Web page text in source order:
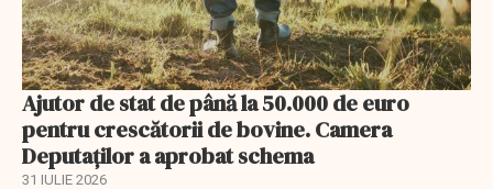
Ajutor de stat de până la 50.000 de euro
pentru crescătorii de bovine. Camera
Deputaților a aprobat schema
31 IULIE 2026